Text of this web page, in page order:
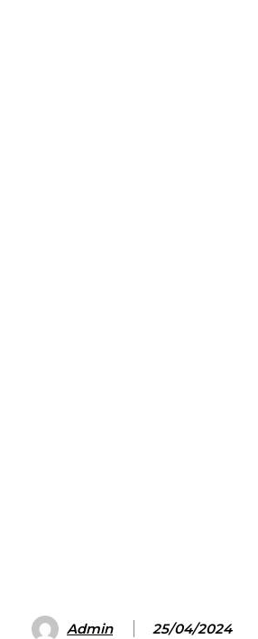
Admin 25/04/2024